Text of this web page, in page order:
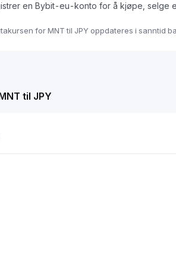
en Bybit-eu-konto for å kjøpe, selge
for MNT til JPY oppdateres i sanntid
til JPY